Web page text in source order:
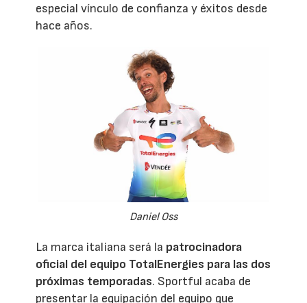
especial vínculo de confianza y éxitos desde
hace años.
Daniel Oss
La marca italiana será la patrocinadora
oficial del equipo TotalEnergies para las dos
próximas temporadas. Sportful acaba de
presentar la equipación del equipo que